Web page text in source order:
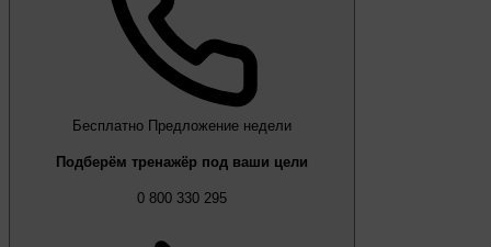
Бесплатно Предложение недели
Подберём тренажёр под ваши цели
0 800 330 295